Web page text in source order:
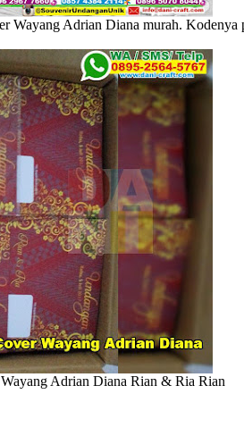
Wayang Adrian Diana murah.
Adrian Diana Rian & Ria Rian